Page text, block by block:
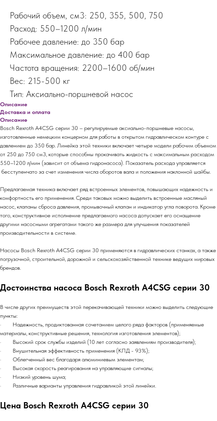
Рабочий объем, см3: 250, 355, 500, 750
Расход: 550–1200 л/мин
Рабочее давление: до 350 бар
Максимальное давление: до 400 бар
Частота вращения: 2200–1600 об/мин
Вес: 215-500 кг
Тип: Аксиально-поршневой насос
Описание
Доставка и оплата
Описание
Bosch Rexroth A4CSG серии 30 – регулируемые аксиально-поршневые насосы,
изготовленные немецким концерном для работы в открытом гидравлическом контуре с
давлением до 350 бар. Линейка этой техники включает четыре модели рабочим объемом
от 250 до 750 см3, которые способны прокачивать жидкость с максимальным расходом
550–1200 л/мин (зависит от объема гидронасоса). Показатель расхода управляется
бесступенчато за счет изменения числа оборотов вала и положения наклонной шайбы.
Предлагаемая техника включает ряд встроенных элементов, повышающих надежность и
комфортность его применения. Среди таковых можно выделить встроенные масляный
насос, клапаны сброса давления, промывочный клапан и индикатор угла поворота. Кроме
того, конструктивное исполнение предлагаемого насоса допускает его оснащение
другими насосными агрегатами такого же размера для улучшения показателей
производительности в системе.
Насосы Bosch Rexroth A4CSG серии 30 применяются в гидравлических станках, а также
погрузочной, строительной, дорожной и сельскохозяйственной технике ведущих мировых
брендов.
Достоинства насоса Bosch Rexroth A4CSG серии 30
В числе других преимуществ этой перекачивающей техники можно выделить следующие
пункты:
· Надежность, продиктованная сочетанием целого ряда факторов (применяемые
материалы, конструктивные решения, технология изготовления элементов);
· Высокий срок службы изделий (10 лет согласно заявлениям производителя);
· Внушительная эффективность применения (КПД - 93%);
· Облегченный вес благодаря алюминиевым элементам;
· Высокая скорость реагирования на управляющие сигналы;
· Низкий уровень шума;
· Различные варианты управления гидравликой этой линейки.
Цена Bosch Rexroth A4CSG серии 30